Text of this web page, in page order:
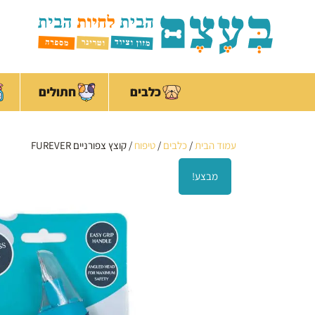
כלבים חתולים
עמוד הבית/ כלבים / טיפוח / קוצץ צפורניים FUREVER
מבצע!